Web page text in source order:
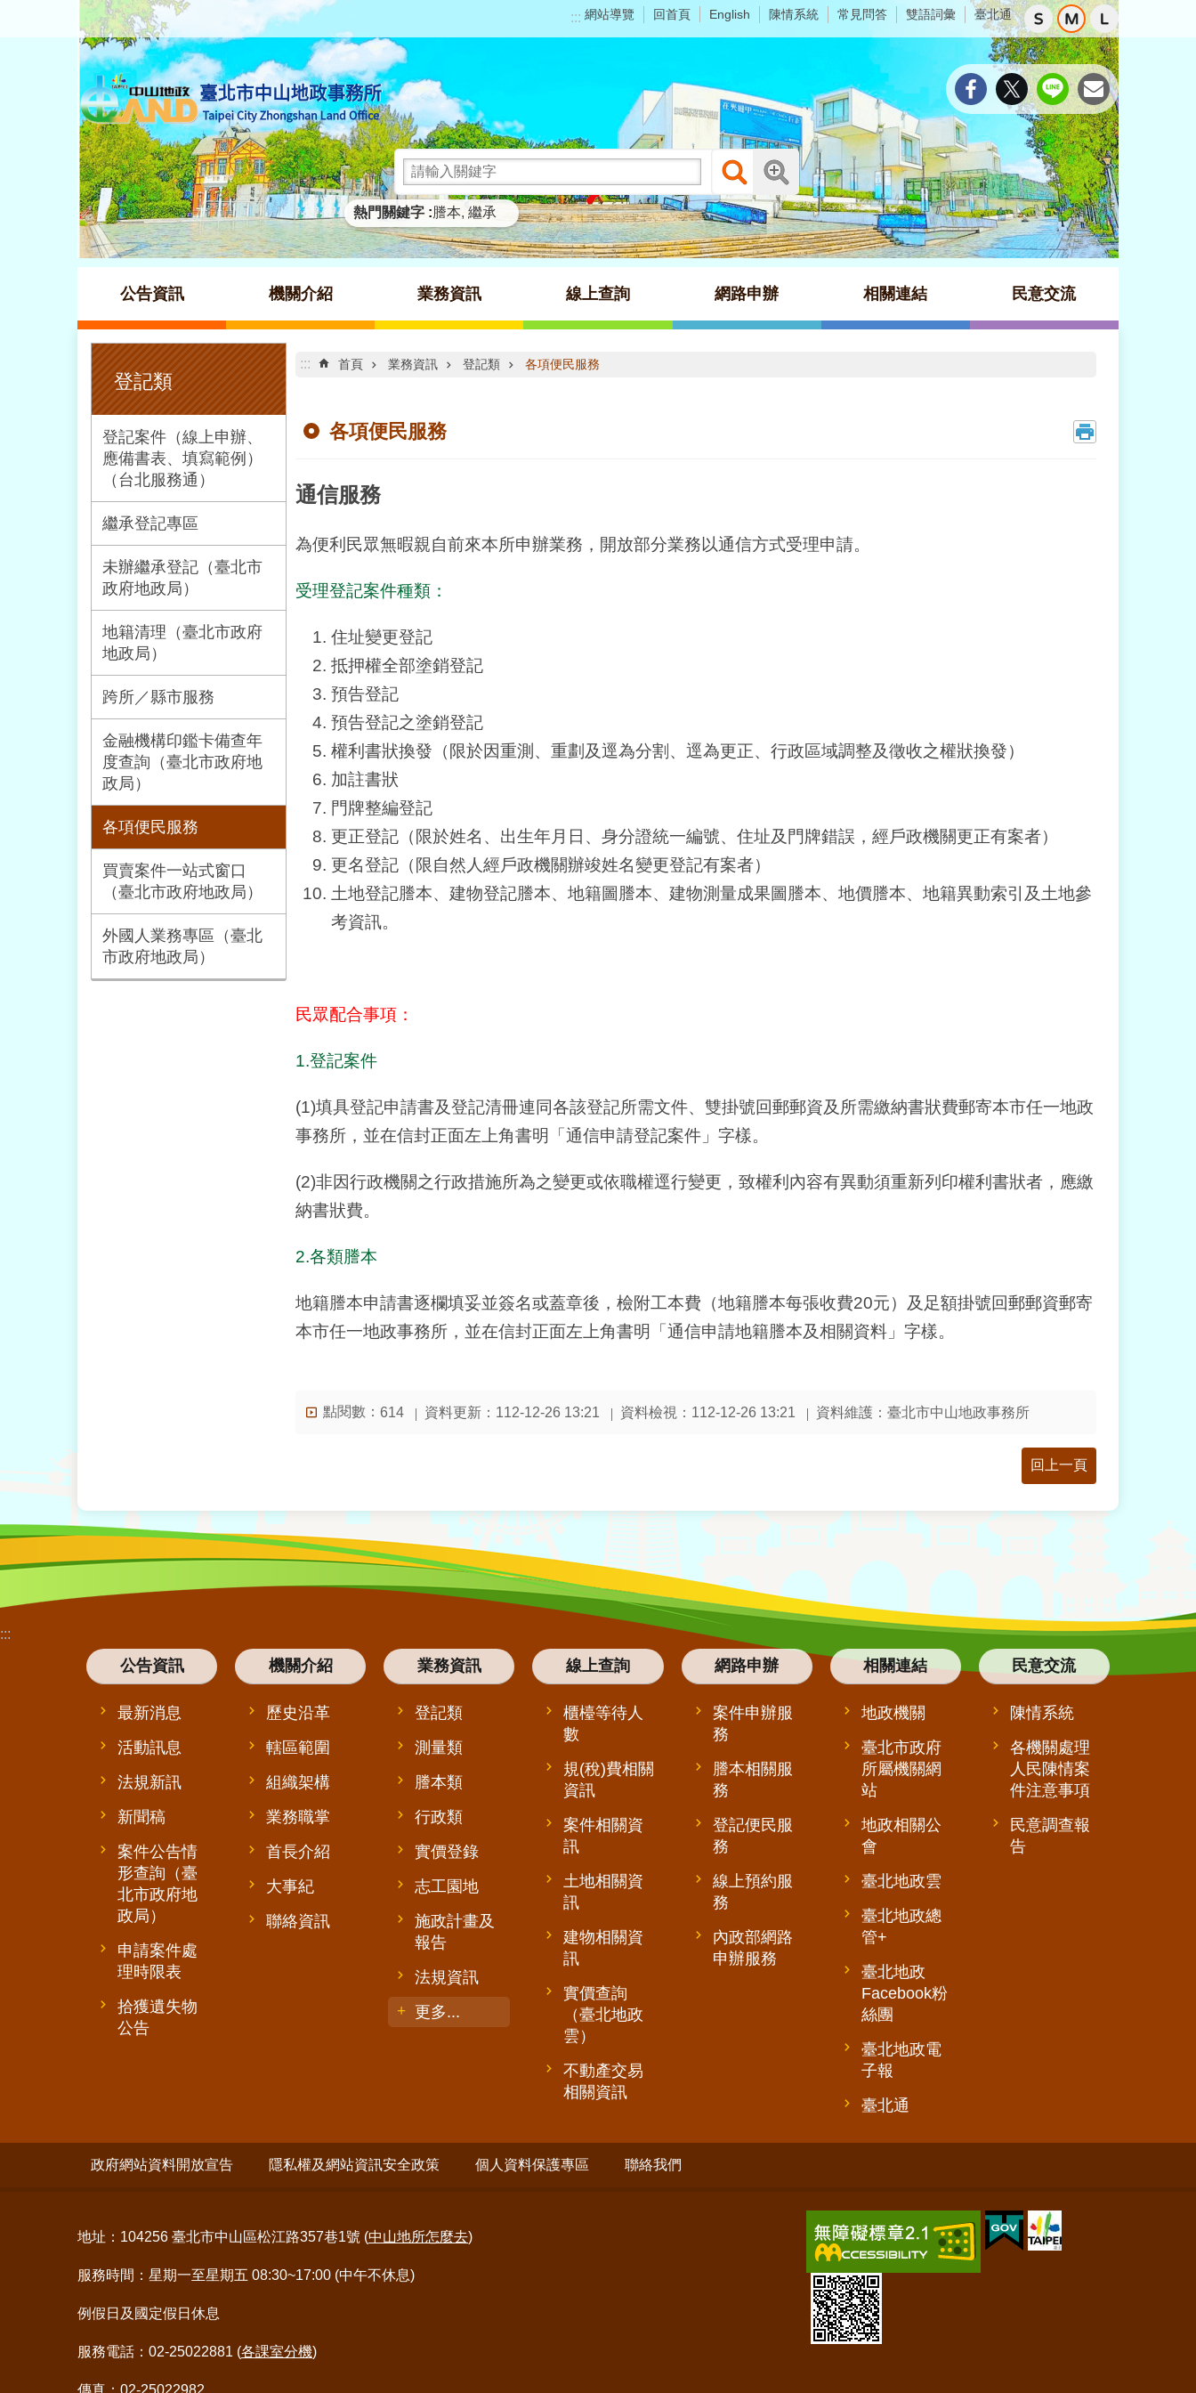
跳到主要內容區塊 ::: 網站導覽 回首頁 English 陳情系統 常見問答 雙語詞彙 臺北通
熱門關鍵字 謄本 繼承
公告資訊 機關介紹 業務資訊 線上查詢 網路申辦 相關連結 民意交流
:::
登記類
登記案件（線上申辦、
應備書表、填寫範例）
（台北服務通）
繼承登記專區
未辦繼承登記（臺北市
政府地政局）
地籍清理（臺北市政府
地政局）
跨所／縣市服務
金融機構印鑑卡備查年
度查詢（臺北市政府地
政局）
各項便民服務
買賣案件一站式窗口
（臺北市政府地政局）
外國人業務專區（臺北
市政府地政局）
::: 首頁 業務資訊 登記類 各項便民服務
各項便民服務
通信服務
為便利民眾無暇親自前來本所申辦業務，開放部分業務以通信方式受理申請。
受理登記案件種類：
住址變更登記
抵押權全部塗銷登記
預告登記
預告登記之塗銷登記
權利書狀換發（限於因重測、重劃及逕為分割、逕為更正、行政區域調整及徵收之權狀換發）
加註書狀
門牌整編登記
更正登記（限於姓名、出生年月日、身分證統一編號、住址及門牌錯誤，經戶政機關更正有案者）
更名登記（限自然人經戶政機關辦竣姓名變更登記有案者）
土地登記謄本、建物登記謄本、地籍圖謄本、建物測量成果圖謄本、地價謄本、地籍異動索引及土地參
考資訊。
民眾配合事項：
1.登記案件
(1)填具登記申請書及登記清冊連同各該登記所需文件、雙掛號回郵郵資及所需繳納書狀費郵寄本市任一地政
事務所，並在信封正面左上角書明「通信申請登記案件」字樣。
(2)非因行政機關之行政措施所為之變更或依職權逕行變更，致權利內容有異動須重新列印權利書狀者，應繳
納書狀費。
2.各類謄本
地籍謄本申請書逐欄填妥並簽名或蓋章後，檢附工本費（地籍謄本每張收費20元）及足額掛號回郵郵資郵寄
本市任一地政事務所，並在信封正面左上角書明「通信申請地籍謄本及相關資料」字樣。
點閱數： 614 資料更新：112-12-26 13:21 資料檢視：112-12-26 13:21 資料維護：臺北市中山地政事務所
回上一頁
:::
公告資訊
最新消息
活動訊息
法規新訊
新聞稿
案件公告情
形查詢（臺
北市政府地
政局）
申請案件處
理時限表
拾獲遺失物
公告
機關介紹
歷史沿革
轄區範圍
組織架構
業務職掌
首長介紹
大事紀
聯絡資訊
業務資訊
登記類
測量類
謄本類
行政類
實價登錄
志工園地
施政計畫及
報告
法規資訊
更多...
線上查詢
櫃檯等待人
數
規(稅)費相關
資訊
案件相關資
訊
土地相關資
訊
建物相關資
訊
實價查詢
（臺北地政
雲）
不動產交易
相關資訊
網路申辦
案件申辦服
務
謄本相關服
務
登記便民服
務
線上預約服
務
內政部網路
申辦服務
相關連結
地政機關
臺北市政府
所屬機關網
站
地政相關公
會
臺北地政雲
臺北地政總
管+
臺北地政
Facebook粉
絲團
臺北地政電
子報
臺北通
民意交流
陳情系統
各機關處理
人民陳情案
件注意事項
民意調查報
告
政府網站資料開放宣告 隱私權及網站資訊安全政策 個人資料保護專區 聯絡我們
地址：104256 臺北市中山區松江路357巷1號 (中山地所怎麼去)
服務時間：星期一至星期五 08:30~17:00 (中午不休息)
例假日及國定假日休息
服務電話：02-25022881 (各課室分機)